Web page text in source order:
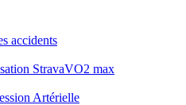
accidents
StravaVO2 max
Artérielle